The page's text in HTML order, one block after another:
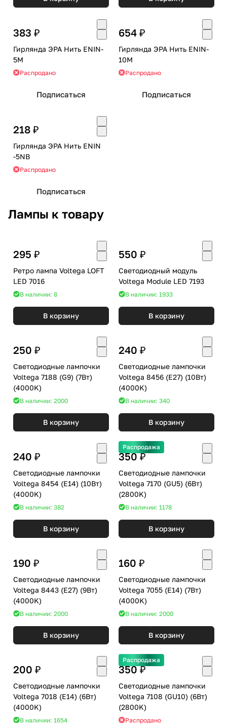
383 ₽
Гирлянда ЭРА Нить ENIN-
5M
Распродано
Подписаться
654 ₽
Гирлянда ЭРА Нить ENIN-
10M
Распродано
Подписаться
218 ₽
Гирлянда ЭРА Нить ENIN
-5NB
Распродано
Подписаться
Лампы к товару
295 ₽
Ретро лампа Voltega LOFT
LED 7016
В наличии: 8
В корзину
550 ₽
Светодиодный модуль
Voltega Module LED 7193
В наличии: 1933
В корзину
250 ₽
Светодиодные лампочки
Voltega 7188 (G9) (7Вт)
(4000K)
В наличии: 2000
В корзину
240 ₽
Светодиодные лампочки
Voltega 8456 (E27) (10Вт)
(4000K)
В наличии: 340
В корзину
240 ₽
Светодиодные лампочки
Voltega 8454 (E14) (10Вт)
(4000K)
В наличии: 382
В корзину
Распродажа
350 ₽
Светодиодные лампочки
Voltega 7170 (GU5) (6Вт)
(2800K)
В наличии: 1178
В корзину
190 ₽
Светодиодные лампочки
Voltega 8443 (E27) (9Вт)
(4000K)
В наличии: 2000
В корзину
160 ₽
Светодиодные лампочки
Voltega 7055 (E14) (7Вт)
(4000K)
В наличии: 2000
В корзину
200 ₽
Светодиодные лампочки
Voltega 7018 (E14) (6Вт)
(4000K)
В наличии: 1654
Распродажа
350 ₽
Светодиодные лампочки
Voltega 7108 (GU10) (6Вт)
(2800K)
Распродано